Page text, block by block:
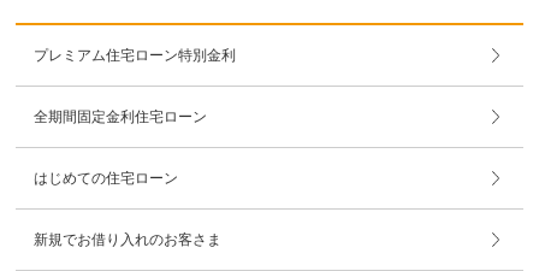
プレミアム住宅ローン特別金利
全期間固定金利住宅ローン
はじめての住宅ローン
新規でお借り入れのお客さま